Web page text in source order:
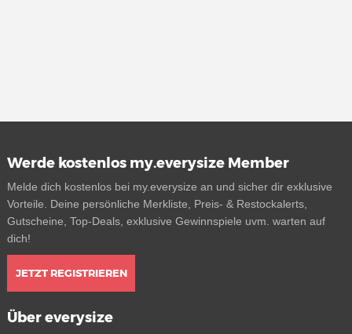
Werde kostenlos my.everysize Member
Melde dich kostenlos bei my.everysize an und sicher dir exklusive
Vorteile. Deine persönliche Merkliste, Preis- & Restockalerts,
Gutscheine, Top-Deals, exklusive Gewinnspiele uvm. warten auf
dich!
JETZT REGISTRIEREN
Über everysize